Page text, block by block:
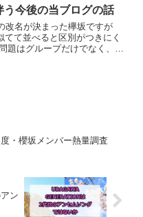
るペースに前回の記事で示し
摩擦...
う今後の当ブログの話
改名が決まった欅坂ですが
てて並べると区別がつきにく
題はグループだけでなく、こ
・櫻坂メンバー熱量調査
ン